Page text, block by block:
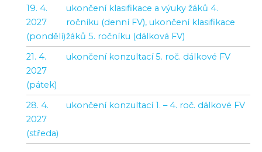
19. 4.
2027
(pondělí)
ukončení klasifikace a výuky žáků 4.
ročníku (denní FV), ukončení klasifikace
žáků 5. ročníku (dálková FV)
21. 4.
2027
(pátek)
ukončení konzultací 5. roč. dálkové FV
28. 4.
2027
(středa)
ukončení konzultací 1. – 4. roč. dálkové FV